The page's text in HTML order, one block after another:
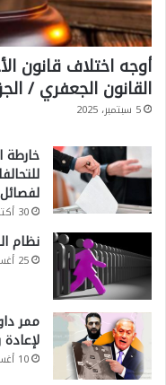
أوجه اختلاف قانون
القانون الجعفري /
5 سبتمبر، 2025
30 أكتوبر، 2025
نظام
25 أغسطس، 2025
10 أغسطس، 2025